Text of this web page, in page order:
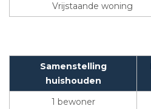
Vrijstaande woning
Samenstelling
huishouden
1 bewoner